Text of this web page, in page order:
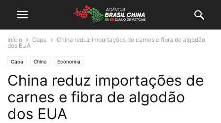
Início Capa
China reduz importações de carnes e fibra de algodão
dos EUA
Capa China Economia
China reduz importações de
carnes e fibra de algodão
dos EUA